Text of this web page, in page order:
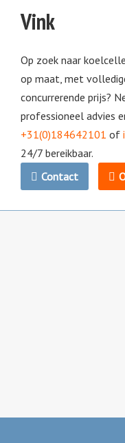
Vink
Op zoek naar
op maat, met
concurrerende prijs?
professioneel advies
+31(0)184642101 of
24/7 bereikbaar.
Contact